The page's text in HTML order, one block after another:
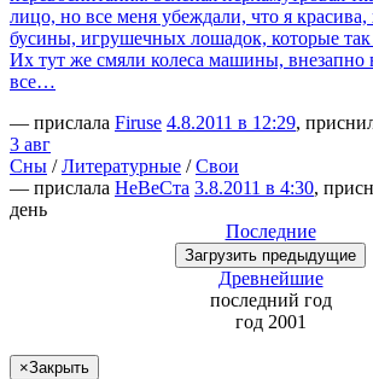
лицо, но все меня убеждали, что я красива,
бусины, игрушечных лошадок, которые так
Их тут же смяли колеса машины,
все…
— прислала Firuse 4.8.2011 в 12:29,
3 авг
Сны /Литературные /Свои
— прислала НеВеСта 3.8.2011 в 4:30,
день
Последние
Загрузить предыдущие
Древнейшие
последний год
год 2001
×Закрыть